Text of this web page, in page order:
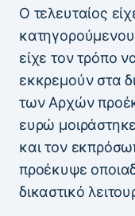
Ο τελευταίος
είχε τον τρόπο
εκκρεμούν στα
των Αρχών
ευρώ
και τον
προέκυψε
δικαστικό